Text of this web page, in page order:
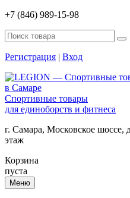
+7 (846) 989-15-98
Регистрация | Вход
Спортивные товары
для единоборств и фитнеса
г. Самара, Московское
этаж
Корзина
пуста
Меню